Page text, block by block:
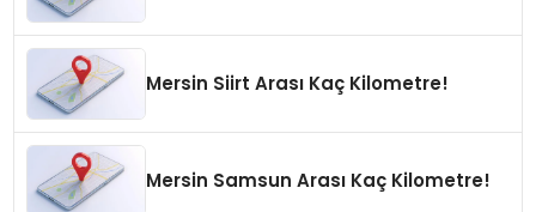
Mersin Siirt Arası Kaç Kilometre!
Mersin Samsun Arası Kaç Kilometre!